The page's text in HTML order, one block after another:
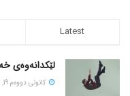
Latest
لێکدانەوەی
كانونی دووه‌م 19, 2025